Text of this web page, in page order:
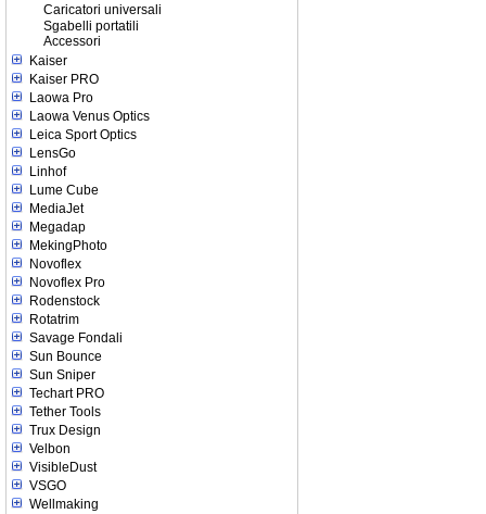
Caricatori universali
Sgabelli portatili
Accessori
Kaiser
Kaiser PRO
Laowa Pro
Laowa Venus Optics
Leica Sport Optics
LensGo
Linhof
Lume Cube
MediaJet
Megadap
MekingPhoto
Novoflex
Novoflex Pro
Rodenstock
Rotatrim
Savage Fondali
Sun Bounce
Sun Sniper
Techart PRO
Tether Tools
Trux Design
Velbon
VisibleDust
VSGO
Wellmaking